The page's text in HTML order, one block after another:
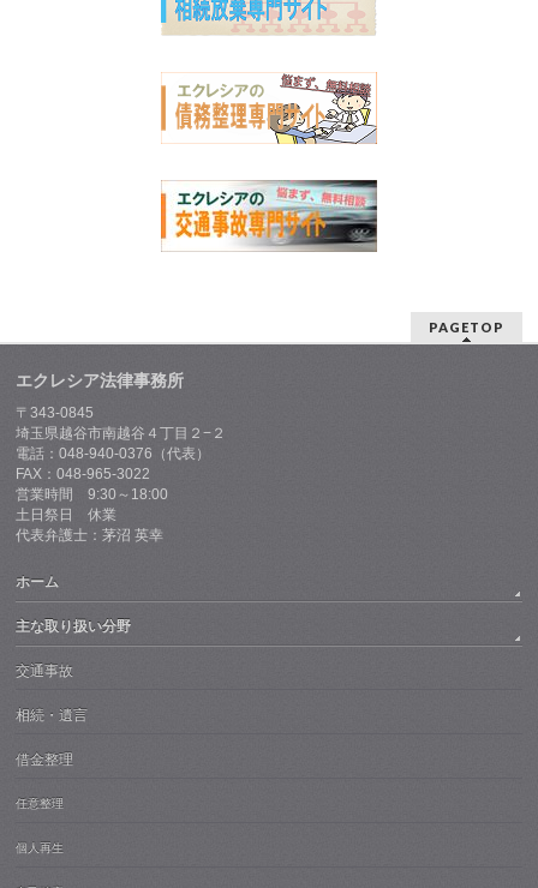
PAGETOP
エクレシア法律事務所
〒343-0845
埼玉県越谷市南越谷４丁目２−２
電話：048-940-0376（代表）
FAX：048-965-3022
営業時間 9:30～18:00
土日祭日 休業
代表弁護士：茅沼 英幸
ホーム
主な取り扱い分野
交通事故
相続・遺言
借金整理
任意整理
個人再生